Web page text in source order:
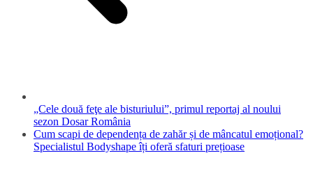
„Cele două feţe ale bisturiului”, primul reportaj al noului
sezon Dosar România
Cum scapi de dependența de zahăr și de mâncatul emoțional?
Specialistul Bodyshape îți oferă sfaturi prețioase